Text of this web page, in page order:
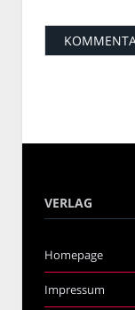
VERLAG
Homepage
Impressum